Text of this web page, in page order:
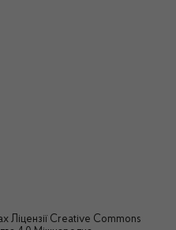
Ліцензії Creative Commons